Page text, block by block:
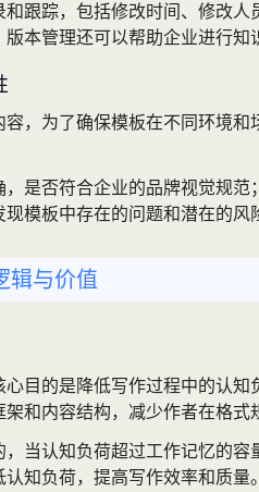
跟踪，包括修改时间、修改
本管理还可以帮助企业进行
，为了确保模板在不同环境
是否符合企业的品牌视觉规
模板中存在的问题和潜在的风
辑与价值
目的是降低写作过程中的认
和内容结构，减少作者在格
当认知负荷超过工作记忆的
知负荷，提高写作效率和质